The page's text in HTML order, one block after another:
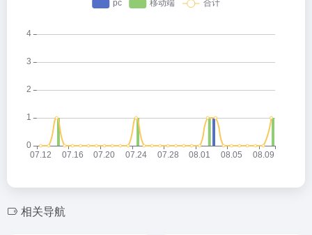
相关导航